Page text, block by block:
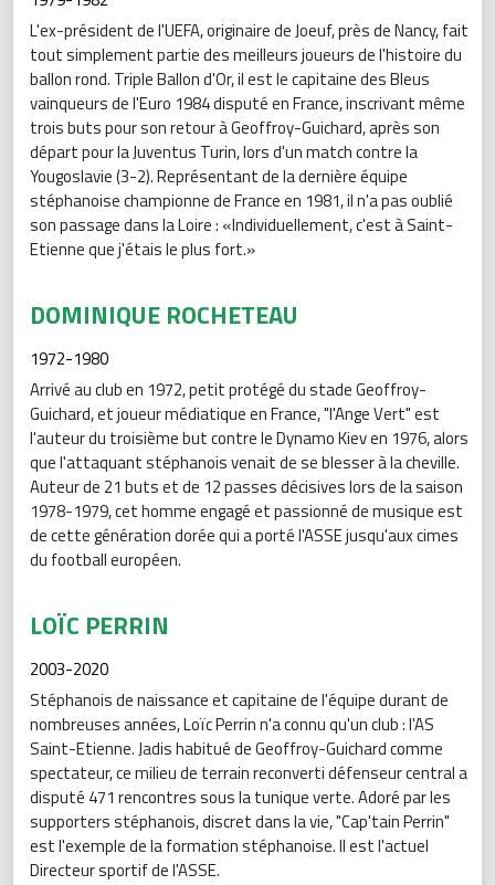
L'ex-président de l'UEFA, originaire de Joeuf, près de Nancy, fait
tout simplement partie des meilleurs joueurs de l'histoire du
ballon rond. Triple Ballon d'Or, il est le capitaine des Bleus
vainqueurs de l'Euro 1984 disputé en France, inscrivant même
trois buts pour son retour à Geoffroy-Guichard, après son
départ pour la Juventus Turin, lors d'un match contre la
Yougoslavie (3-2). Représentant de la dernière équipe
stéphanoise championne de France en 1981, il n'a pas oublié
son passage dans la Loire : «Individuellement, c'est à Saint-
Etienne que j'étais le plus fort.»
DOMINIQUE ROCHETEAU
1972-1980
Arrivé au club en 1972, petit protégé du stade Geoffroy-
Guichard, et joueur médiatique en France, "l'Ange Vert" est
l'auteur du troisième but contre le Dynamo Kiev en 1976, alors
que l'attaquant stéphanois venait de se blesser à la cheville.
Auteur de 21 buts et de 12 passes décisives lors de la saison
1978-1979, cet homme engagé et passionné de musique est
de cette génération dorée qui a porté l'ASSE jusqu'aux cimes
du football européen.
LOÏC PERRIN
2003-2020
Stéphanois de naissance et capitaine de l'équipe durant de
nombreuses années, Loïc Perrin n'a connu qu'un club : l'AS
Saint-Etienne. Jadis habitué de Geoffroy-Guichard comme
spectateur, ce milieu de terrain reconverti défenseur central a
disputé 471 rencontres sous la tunique verte. Adoré par les
supporters stéphanois, discret dans la vie, "Cap'tain Perrin"
est l'exemple de la formation stéphanoise. Il est l'actuel
Directeur sportif de l'ASSE.